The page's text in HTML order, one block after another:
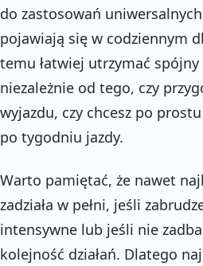
do zastosowań
pojawiają się w codziennym
temu łatwiej utrzymać
niezależnie od tego, czy
wyjazdu, czy chcesz po
po tygodniu jazdy.
Warto pamiętać, że nawet
zadziała w pełni, jeśli
intensywne lub jeśli nie
kolejność działań. Dlatego